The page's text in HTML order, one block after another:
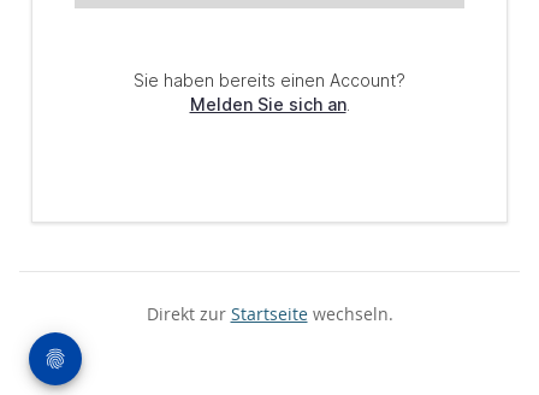
Direkt zur Startseitewechseln.